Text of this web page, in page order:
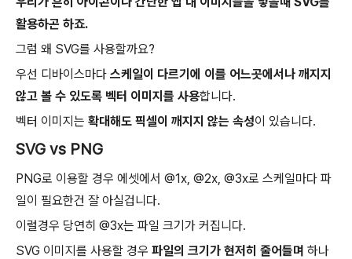
활용하곤 하죠.
그럼 왜 SVG를 사용할까요?
우선 디바이스마다 스케일이 다르기에 이를 어느곳에서나 깨지지
않고 볼 수 있도록 벡터 이미지를 사용합니다.
벡터 이미지는 확대해도 픽셀이 깨지지 않는 속성이 있습니다.
SVG vs PNG
PNG로 이용할 경우 에셋에서 @1x, @2x, @3x로 스케일마다 파
일이 필요한건 잘 아실겁니다.
이럴경우 당연히 @3x는 파일 크기가 커집니다.
SVG 이미지를 사용할 경우 파일의 크기가 현저히 줄어들며 하나